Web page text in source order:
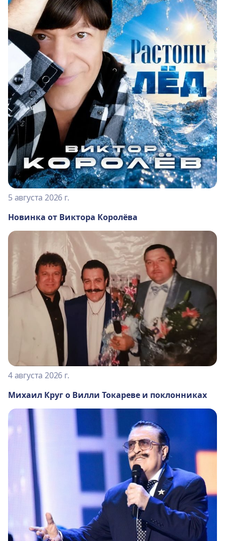
5 августа 2026 г.
Новинка от Виктора Королёва
4 августа 2026 г.
Михаил Круг о Вилли Токареве и поклонниках